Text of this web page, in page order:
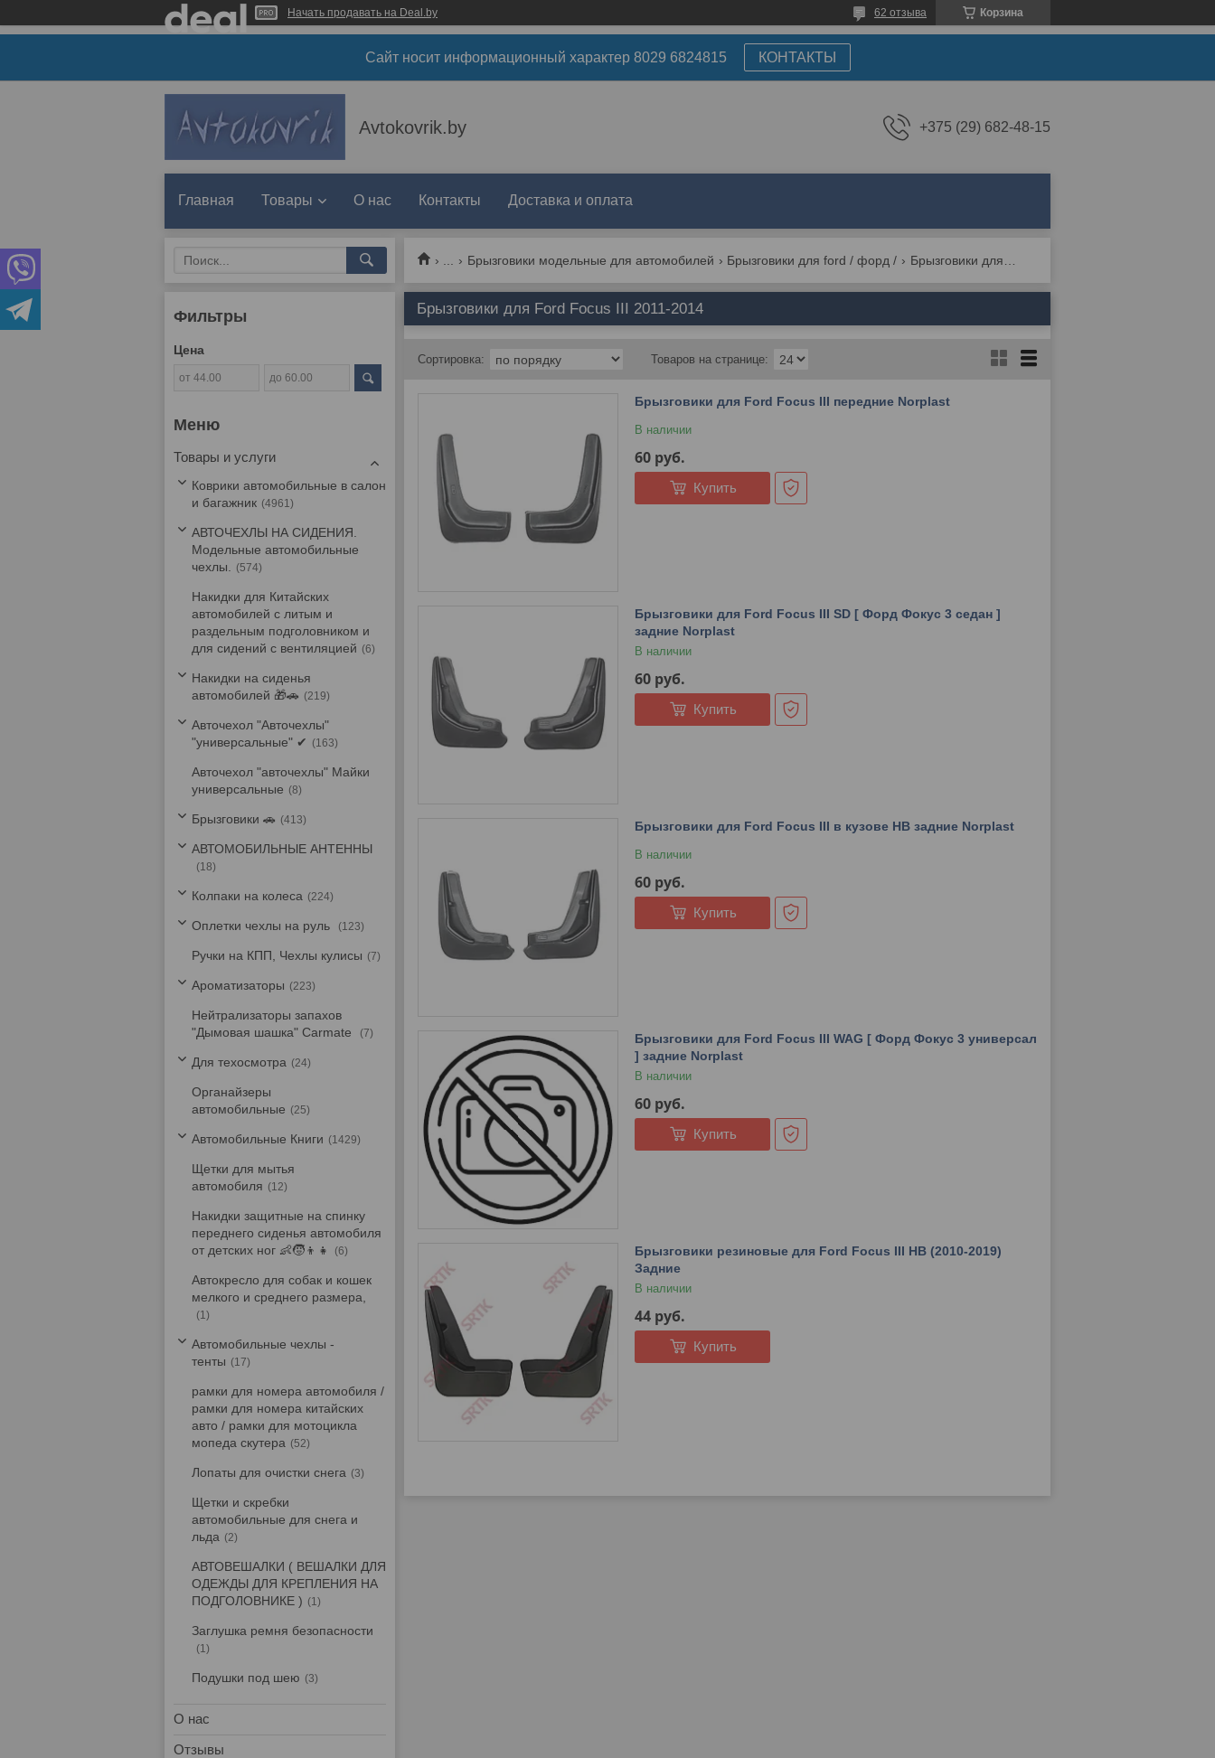
Начать продавать на Deal.by Корзина
62 отзыва
Сайт носит информационный характер 8029 6824815 КОНТАКТЫ
Avtokovrik.by +375 (29) 682-48-15
Главная Товары О нас Контакты Доставка и оплата
Брызговики модельные для автомобилей Брызговики для ford / форд /
Брызговики для Ford Focus III 2011-2014
Брызговики для Ford Focus III передние Norplast
В наличии
60 руб.
Купить
Брызговики для Ford Focus III SD [ Форд Фокус 3 седан ]
задние Norplast
В наличии
60 руб.
Купить
Брызговики для Ford Focus III в кузове HB задние Norplast
В наличии
60 руб.
Купить
Брызговики для Ford Focus III WAG [ Форд Фокус 3 универсал
] задние Norplast
В наличии
60 руб.
Купить
Брызговики резиновые для Ford Focus III HB (2010-2019)
Задние
В наличии
44 руб.
Купить
Фильтры
Цена
Товары и услуги
Коврики автомобильные в салон
и багажник
4961
АВТОЧЕХЛЫ НА СИДЕНИЯ.
Модельные автомобильные
чехлы.
574
Накидки для Китайских
автомобилей с литым и
раздельным подголовником и
для сидений с вентиляцией
6
Накидки на сиденья
автомобилей 🎁🚗
219
Авточехол "Авточехлы"
"универсальные" ✔
163
Авточехол "авточехлы" Майки
универсальные
8
Брызговики 🚗 413
АВТОМОБИЛЬНЫЕ АНТЕННЫ
18
Колпаки на колеса 224
Оплетки чехлы на руль 123
Ручки на КПП, Чехлы кулисы 7
Ароматизаторы 223
Нейтрализаторы запахов
"Дымовая шашка" Carmate
7
Для техосмотра 24
Органайзеры
автомобильные
25
Автомобильные Книги 1429
Щетки для мытья
автомобиля
12
Накидки защитные на спинку
переднего сиденья автомобиля
от детских ног 👶🧒👦👧
6
Автокресло для собак и кошек
мелкого и среднего размера,
1
Автомобильные чехлы -
тенты
17
рамки для номера автомобиля /
рамки для номера китайских
авто / рамки для мотоцикла
мопеда скутера
52
Лопаты для очистки снега 3
Щетки и скребки
автомобильные для снега и
льда
2
АВТОВЕШАЛКИ ( ВЕШАЛКИ ДЛЯ
ОДЕЖДЫ ДЛЯ КРЕПЛЕНИЯ НА
ПОДГОЛОВНИКЕ )
1
Заглушка ремня безопасности
1
Подушки под шею 3
О нас
Отзывы